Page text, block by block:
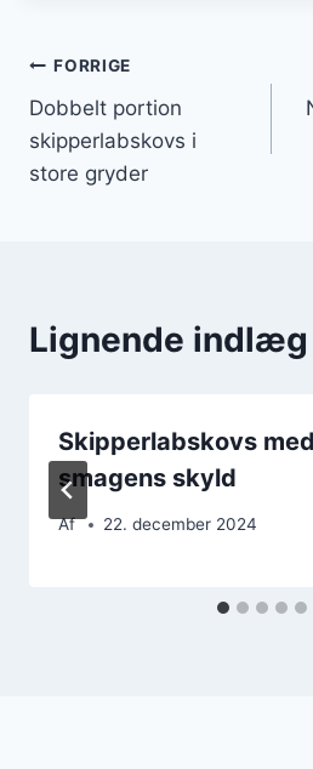
FORRIGE
Dobbelt portion
skipperlabskovs i
store gryder
Lignende indlæg
Skipperlabskovs
smagens skyld
Af 22. december 2024